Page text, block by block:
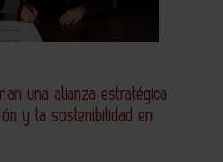
una alianza estratégica
y la sostenibilidad en